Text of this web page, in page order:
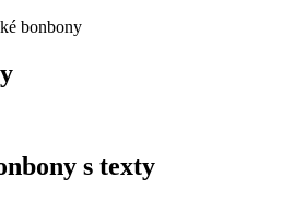
bonbony
s texty